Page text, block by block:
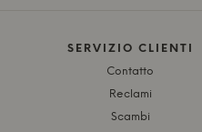
SERVIZIO CLIENTI
Contatto
Reclami
Scambi